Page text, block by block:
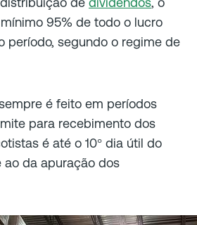
95% de todo o lucro
período, segundo o regime de
é feito em períodos
para recebimento dos
é até o 10° dia útil do
ao da apuração dos